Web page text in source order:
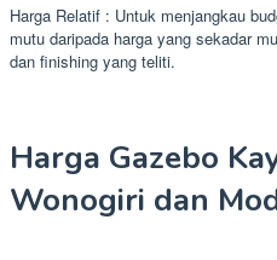
Harga Relatif : Untuk menjangkau
mutu daripada harga yang sekadar
dan finishing yang teliti.
Harga Gazebo
Wonogiri dan